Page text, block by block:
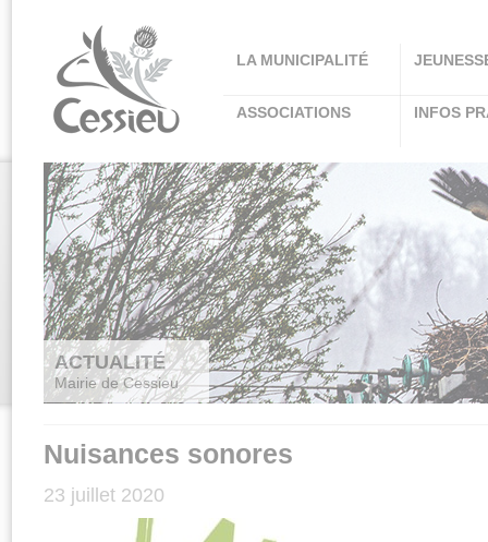
LA MUNICIPALITÉ
ASSOCIATIONS INFOS
ACTUALITÉ
Mairie de Cessieu
Nuisances sonores
23 juillet 2020